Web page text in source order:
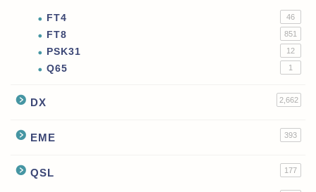
FT4 46
FT8 851
PSK31 12
Q65 1
DX 2,662
EME 393
QSL 177